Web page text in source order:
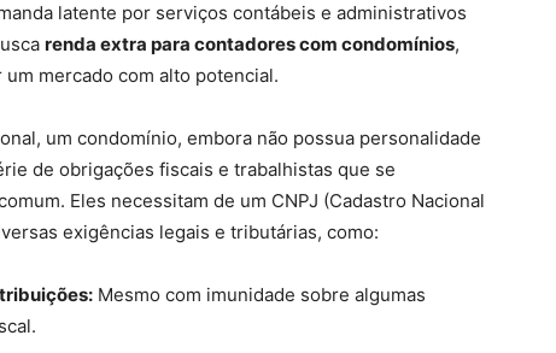
latente por serviços contábeis e administrativos
renda extra para contadores com condomínios,
mercado com alto potencial.
um condomínio, embora não possua personalidade
de obrigações fiscais e trabalhistas que se
Eles necessitam de um CNPJ (Cadastro Nacional
exigências legais e tributárias, como:
Mesmo com imunidade sobre algumas